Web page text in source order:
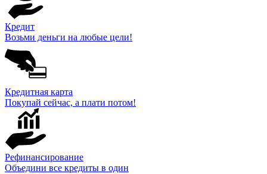
Кредит
Возьми деньги на любые цели!
Кредитная карта
Покупай сейчас, а плати потом!
Рефинансирование
Объедини все кредиты в один